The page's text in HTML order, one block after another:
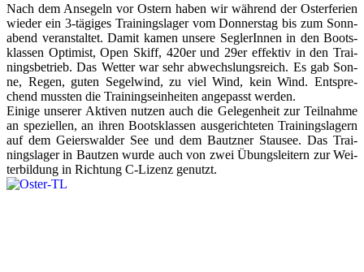
Nach dem An­se­geln vor Os­tern ha­ben wir wäh­rend der Os­ter­fe­ri­en
wie­der ein 3-tä­gi­ges Trai­nings­la­ger vom Don­ners­tag bis zum Sonn­
abend ver­an­stal­tet. Da­mit ka­men un­se­re Seg­le­rIn­nen in den Boots­
klas­sen Op­ti­mist, Open Skiff, 420er und 29er ef­fek­tiv in den Trai­
nings­be­trieb. Das Wet­ter war sehr ab­wechs­lungs­reich. Es gab Son­
ne, Re­gen, gu­ten Se­gel­wind, zu viel Wind, kein Wind. Ent­spre­
chend muss­ten die Trai­nings­ein­hei­ten an­ge­passt wer­den.
Ei­ni­ge un­se­rer Ak­ti­ven nut­zen auch die Ge­le­gen­heit zur Teil­nah­me
an spe­zi­el­len, an ih­ren Boots­klas­sen aus­ge­rich­te­ten Trai­nings­la­gern
auf dem Gei­ers­wal­der See und dem Bautz­ner Stau­see. Das Trai­
nings­la­ger in Baut­zen wur­de auch von zwei Übungs­lei­tern zur Wei­
ter­bil­dung in Rich­tung C-Li­zenz ge­nutzt.